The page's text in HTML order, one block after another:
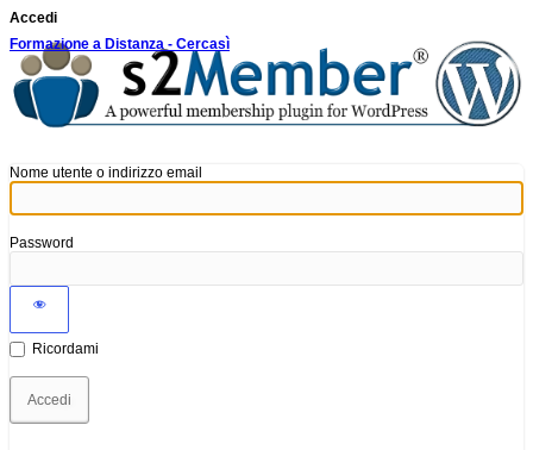
Accedi
Formazione a Distanza - Cercasì
Nome utente o indirizzo email
Password
Ricordami